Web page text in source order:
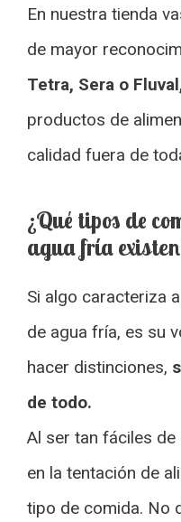
En nuestra tienda
de mayor
Tetra, Sera o
productos de
calidad fuera de
¿Qué tipos de
agua fría
Si algo caracteriza
de agua fría, es su
hacer distinciones,
de todo.
Al ser tan fáciles
en la tentación de
tipo de comida. No